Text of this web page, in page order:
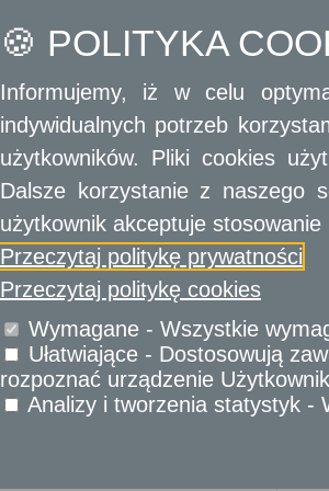
Sprawy komunikacyjne
Sprawy obywatelskie
Udostępnianie informacji publicznej
Usługi
dla przedsiębiorców
urzędów
🍪 POLITYKA
Informujemy, iż w celu
indywidualnych potrzeb
użytkowników. Pliki cookies
Dalsze korzystanie z naszego
użytkownik akceptuje stosowanie
Przeczytaj politykę prywatności
Przeczytaj politykę cookies
Wymagane - Wszystkie
Ułatwiające - Dostosowują
rozpoznać urządzenie
Analizy i tworzenia statystyk -